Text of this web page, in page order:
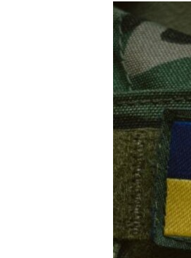
ПОДПИШИТЕСЬ НА РАССЫЛКУ